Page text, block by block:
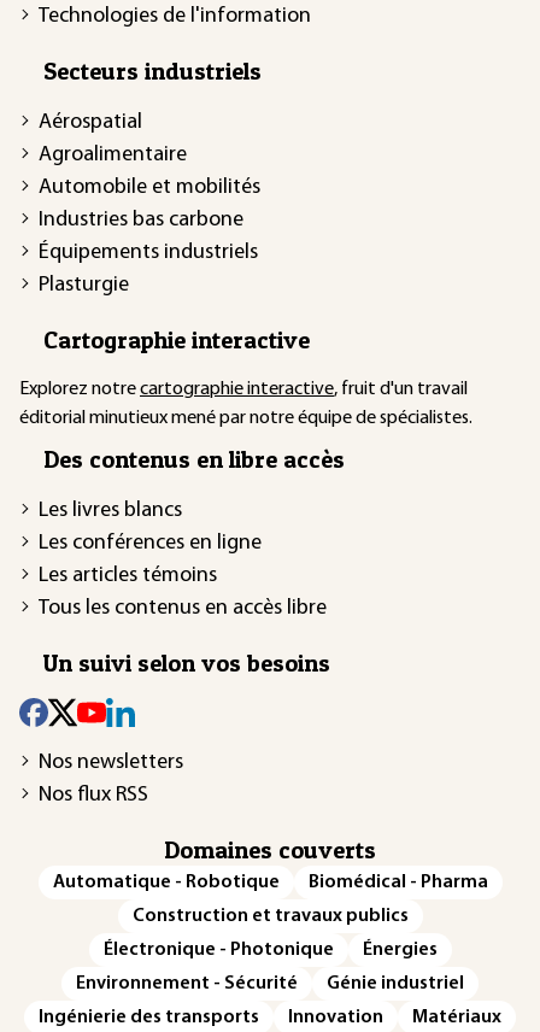
Technologies de l'information
Secteurs industriels
Aérospatial
Agroalimentaire
Automobile et mobilités
Industries bas carbone
Équipements industriels
Plasturgie
Cartographie interactive
Explorez notrecartographie interactive, fruit d'un travail
éditorial minutieux mené par notre équipe de spécialistes.
Des contenus en libre accès
Les livres blancs
Les conférences en ligne
Les articles témoins
Tous les contenus en accès libre
Un suivi selon vos besoins
Nos newsletters
Nos flux RSS
Domaines couverts
Automatique - Robotique
Biomédical - Pharma
Construction et travaux publics
Électronique - Photonique
Énergies
Environnement - Sécurité
Génie industriel
Ingénierie des transports
Innovation
Matériaux